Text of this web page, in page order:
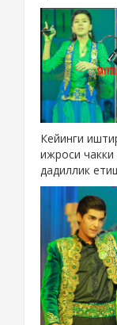
Кейинги
ижроси чакки
дадиллик